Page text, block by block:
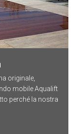
originale,
mobile Aqualift
perché la nostra